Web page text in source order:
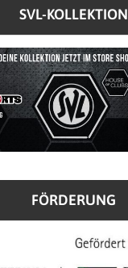
SVL-KOLLEKTION
FÖRDERUNG